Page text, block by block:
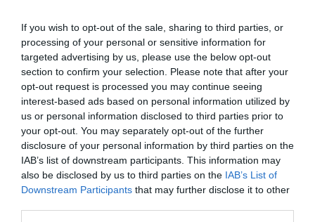
If you wish to opt-out of the sale, sharing to third parties, or
processing of your personal or sensitive information for
targeted advertising by us, please use the below opt-out
section to confirm your selection. Please note that after your
opt-out request is processed you may continue seeing
interest-based ads based on personal information utilized by
us or personal information disclosed to third parties prior to
your opt-out. You may separately opt-out of the further
disclosure of your personal information by third parties on the
IAB’s list of downstream participants. This information may
also be disclosed by us to third parties on the IAB’s List of
Downstream Participants that may further disclose it to other
Prenumerera
Få NewsVoice nyhets-mail